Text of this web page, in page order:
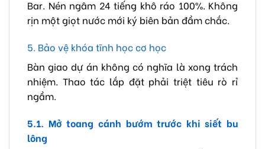
Bar. Nén ngâm 24 tiếng khô ráo 100%. Không
rịn một giọt nước mới ký biên bản đầm chắc.
5. Bảo vệ khóa tĩnh học cơ học
Bàn giao dự án không có nghĩa là xong trách
nhiệm. Thao tác lắp đặt phải triệt tiêu rò rỉ
ngầm.
5.1. Mở toang cánh bướm trước khi siết bu
lông